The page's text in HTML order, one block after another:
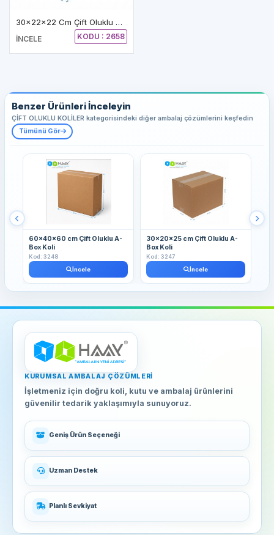
30x22x22 Cm Çift Oluklu A-Box Koli
İNCELE KODU : 2658
Benzer Ürünleri İnceleyin
ÇİFT OLUKLU KOLİLER kategorisindeki diğer ambalaj çözümlerini keşfedin
Tümünü Gör
60x40x60 cm Çift Oluklu A-
Box Koli
Kod: 3248
İncele
30x20x25 cm Çift Oluklu A-
Box Koli
Kod: 3247
İncele
KURUMSAL AMBALAJ ÇÖZÜMLERI
İşletmeniz için doğru koli, kutu ve ambalaj ürünlerini
güvenilir tedarik yaklaşımıyla sunuyoruz.
Geniş Ürün Seçeneği
Uzman Destek
Planlı Sevkiyat